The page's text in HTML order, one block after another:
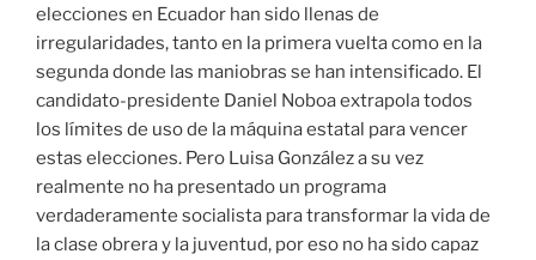
elecciones en Ecuador han sido llenas de
irregularidades, tanto en la primera vuelta como en la
segunda donde las maniobras se han intensificado. El
candidato-presidente Daniel Noboa extrapola todos
los límites de uso de la máquina estatal para vencer
estas elecciones. Pero Luisa González a su vez
realmente no ha presentado un programa
verdaderamente socialista para transformar la vida de
la clase obrera y la juventud, por eso no ha sido capaz